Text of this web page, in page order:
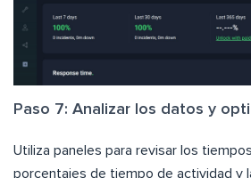
Paso 7: Analizar los datos y
Utiliza paneles para revisar los
porcentajes de tiempo de actividad y